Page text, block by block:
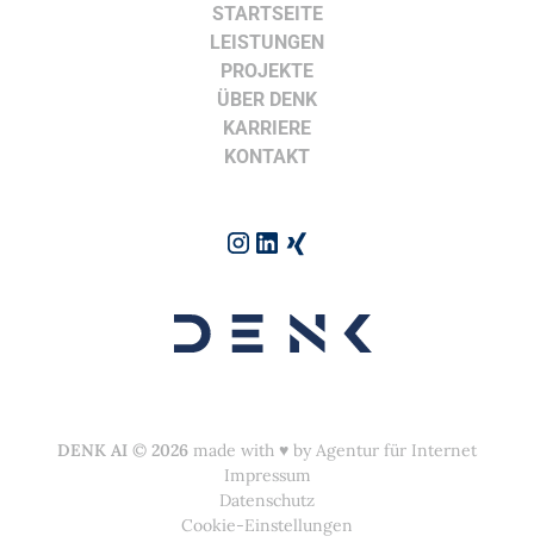
STARTSEITE
LEISTUNGEN
PROJEKTE
ÜBER DENK
KARRIERE
KONTAKT
DENK AI © 2026 made with ♥︎ by Agentur für Internet
Impressum
Datenschutz
Cookie-Einstellungen